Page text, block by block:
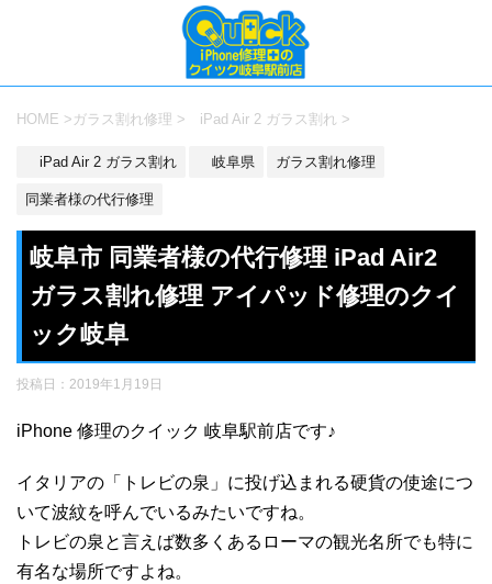
HOME > ガラス割れ修理 > iPad Air 2 ガラス割れ >
iPad Air 2 ガラス割れ 岐阜県 ガラス割れ修理
同業者様の代行修理
岐阜市 同業者様の代行修理 iPad Air2
ガラス割れ修理 アイパッド修理のクイ
ック岐阜
投稿日： 2019年1月19日
iPhone 修理のクイック 岐阜駅前店です♪
イタリアの「トレビの泉」に投げ込まれる硬貨の使途につ
いて波紋を呼んでいるみたいですね。
トレビの泉と言えば数多くあるローマの観光名所でも特に
有名な場所ですよね。